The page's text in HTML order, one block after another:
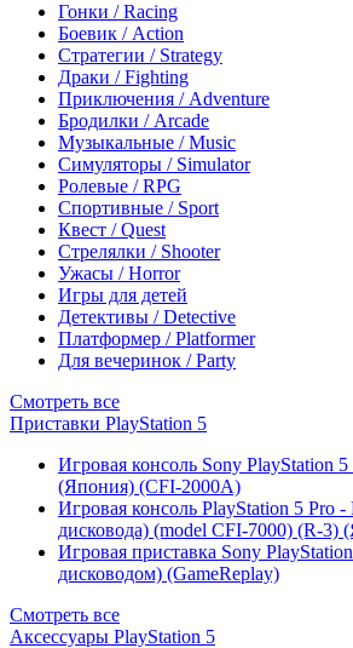
Гонки / Racing
Боевик / Action
Стратегии / Strategy
Драки / Fighting
Приключения / Adventure
Бродилки / Arcade
Музыкальные / Music
Симуляторы / Simulator
Ролевые / RPG
Спортивные / Sport
Квест / Quest
Стрелялки / Shooter
Ужасы / Horror
Игры для детей
Детективы / Detective
Платформер / Platformer
Для вечеринок / Party
Смотреть все
Приставки PlayStation 5
Игровая консоль Sony PlayStation
(Япония) (CFI-2000A)
Игровая консоль PlayStation 5 Pro
дисковода) (model CFI-7000) (R-3)
Игровая приставка Sony
дисководом) (GameReplay)
Смотреть все
Аксессуары PlayStation 5